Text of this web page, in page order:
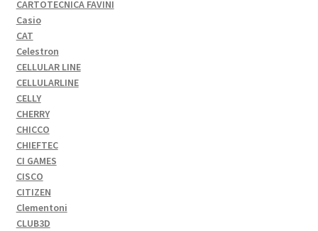
CARTOTECNICA FAVINI
Casio
CAT
Celestron
CELLULAR LINE
CELLULARLINE
CELLY
CHERRY
CHICCO
CHIEFTEC
CI GAMES
CISCO
CITIZEN
Clementoni
CLUB3D